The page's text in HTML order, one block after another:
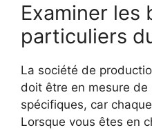
Examiner les
particuliers
La société de
doit être en mesure
spécifiques, car
Lorsque vous êtes en